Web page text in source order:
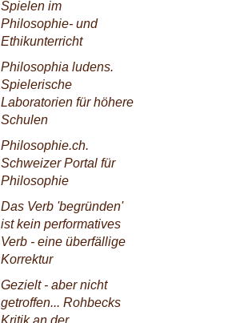
Spielen im
Philosophie- und
Ethikunterricht
Philosophia ludens.
Spielerische
Laboratorien für höhere
Schulen
Philosophie.ch.
Schweizer Portal für
Philosophie
Das Verb 'begründen'
ist kein performatives
Verb - eine überfällige
Korrektur
Gezielt - aber nicht
getroffen... Rohbecks
Kritik an der